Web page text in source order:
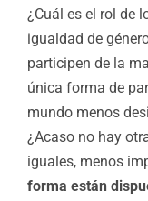
¿Cuál es el rol de
igualdad de
participen de la
única forma de
mundo menos
¿Acaso no hay
iguales, menos
forma están